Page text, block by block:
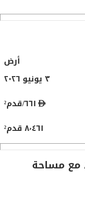
أرض
٣ يونيو ٢٠٢٦
د
ه
م
٦٦١/قدم²
٨٬٤٦١ قدم²
Arاضي سكنية في Al Zahia مع مساحة